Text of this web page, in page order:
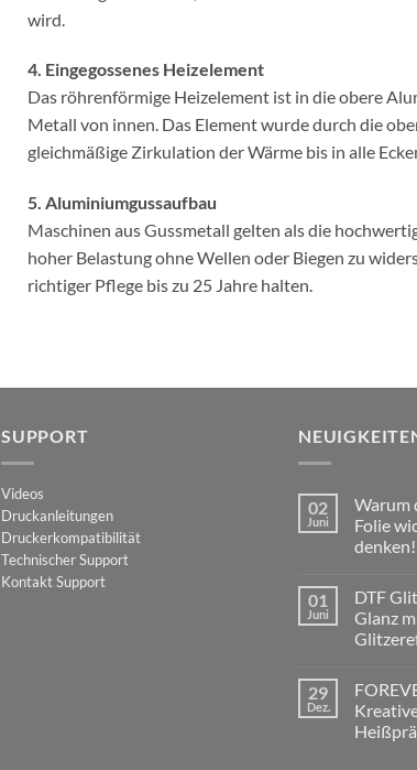
wird.
4. Eingegossenes Heizelement
Das röhrenförmige Heizelement ist in die obere
Metall von innen. Das Element wurde durch die
gleichmäßige Zirkulation der Wärme bis in alle
5. Aluminiumgussaufbau
Maschinen aus Gussmetall gelten als die
hoher Belastung ohne Wellen oder Biegen zu
richtiger Pflege bis zu 25 Jahre halten.
SUPPORT
Videos
Druckanleitungen
Druckerkompatibilität
Technischer Support
Kontakt Support
02
Juni
Warum
Folie
denken!
zu
Warum
die
richtige
wichtiger
ist,
als
Sie
denken!
01
Juni
DTF
Glanz
zu
DTF
Glitter:
Strahlender
29
Dez.